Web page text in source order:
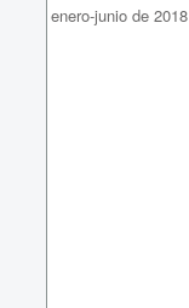
enero-junio de 2018